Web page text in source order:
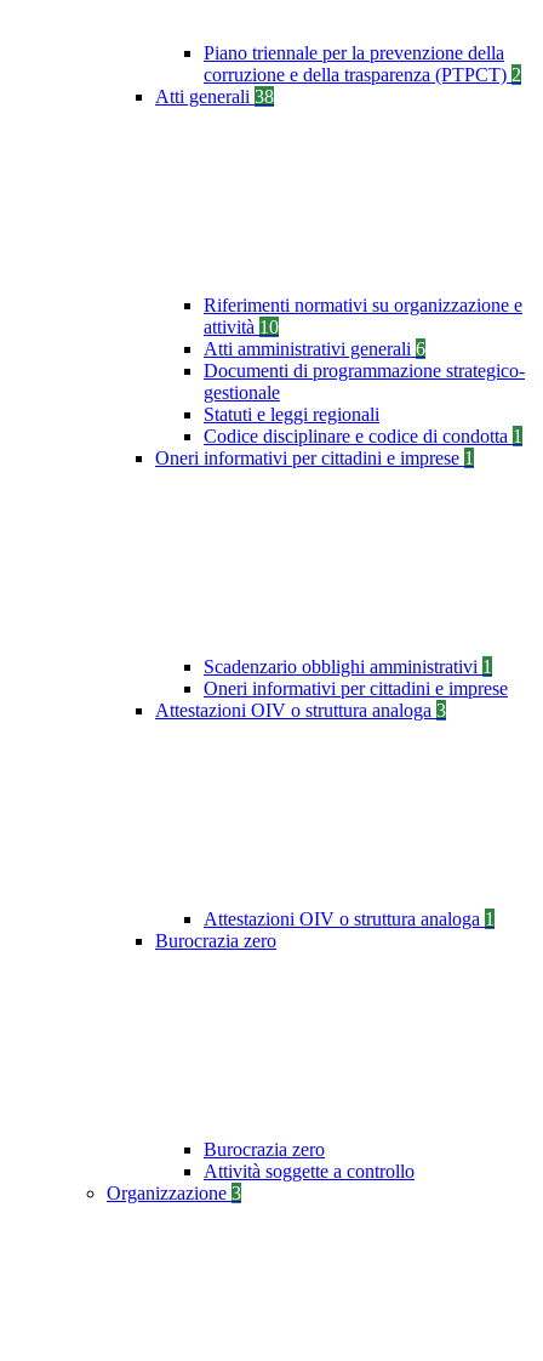
Piano triennale per la prevenzione della
corruzione e della trasparenza (PTPCT) 2
Atti generali 38
Riferimenti normativi su organizzazione e
attività 10
Atti amministrativi generali 6
Documenti di programmazione strategico-
gestionale
Statuti e leggi regionali
Codice disciplinare e codice di condotta 1
Oneri informativi per cittadini e imprese 1
Scadenzario obblighi amministrativi 1
Oneri informativi per cittadini e imprese
Attestazioni OIV o struttura analoga 3
Attestazioni OIV o struttura analoga 1
Burocrazia zero
Burocrazia zero
Attività soggette a controllo
Organizzazione 3